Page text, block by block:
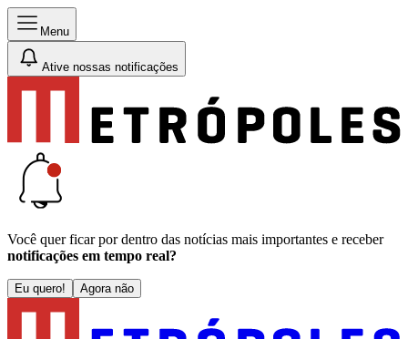
Menu
Ative nossas notificações
Você quer ficar por dentro das notícias mais importantes e receber
notificações em tempo real?
Eu quero! Agora não